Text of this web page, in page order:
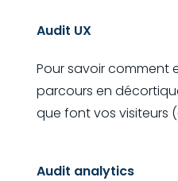
Audit UX
Pour savoir comment
parcours en
que font vos visiteurs
Audit analytics